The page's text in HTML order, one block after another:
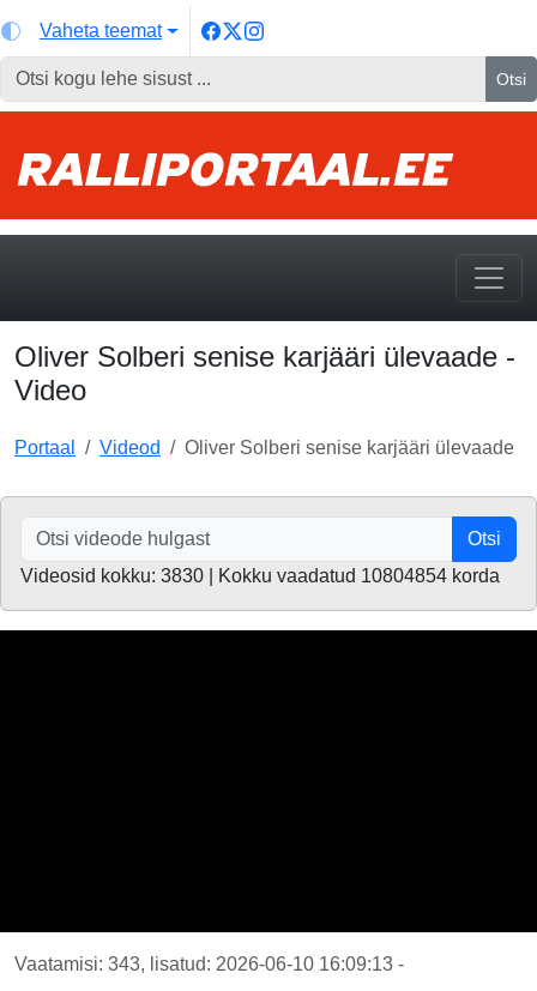
Vaheta teemat
Otsi
Oliver Solberi senise karjääri ülevaade -
Video
Portaal Videod Oliver Solberi senise karjääri ülevaade
Otsi
Videosid kokku: 3830 | Kokku vaadatud 10804854 korda
Vaatamisi: 343, lisatud: 2026-06-10 16:09:13 -